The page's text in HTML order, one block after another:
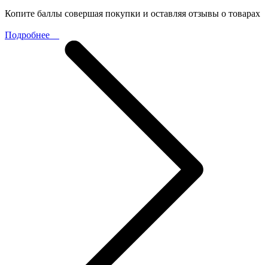
Копите баллы совершая покупки и оставляя отзывы о товарах
Подробнее